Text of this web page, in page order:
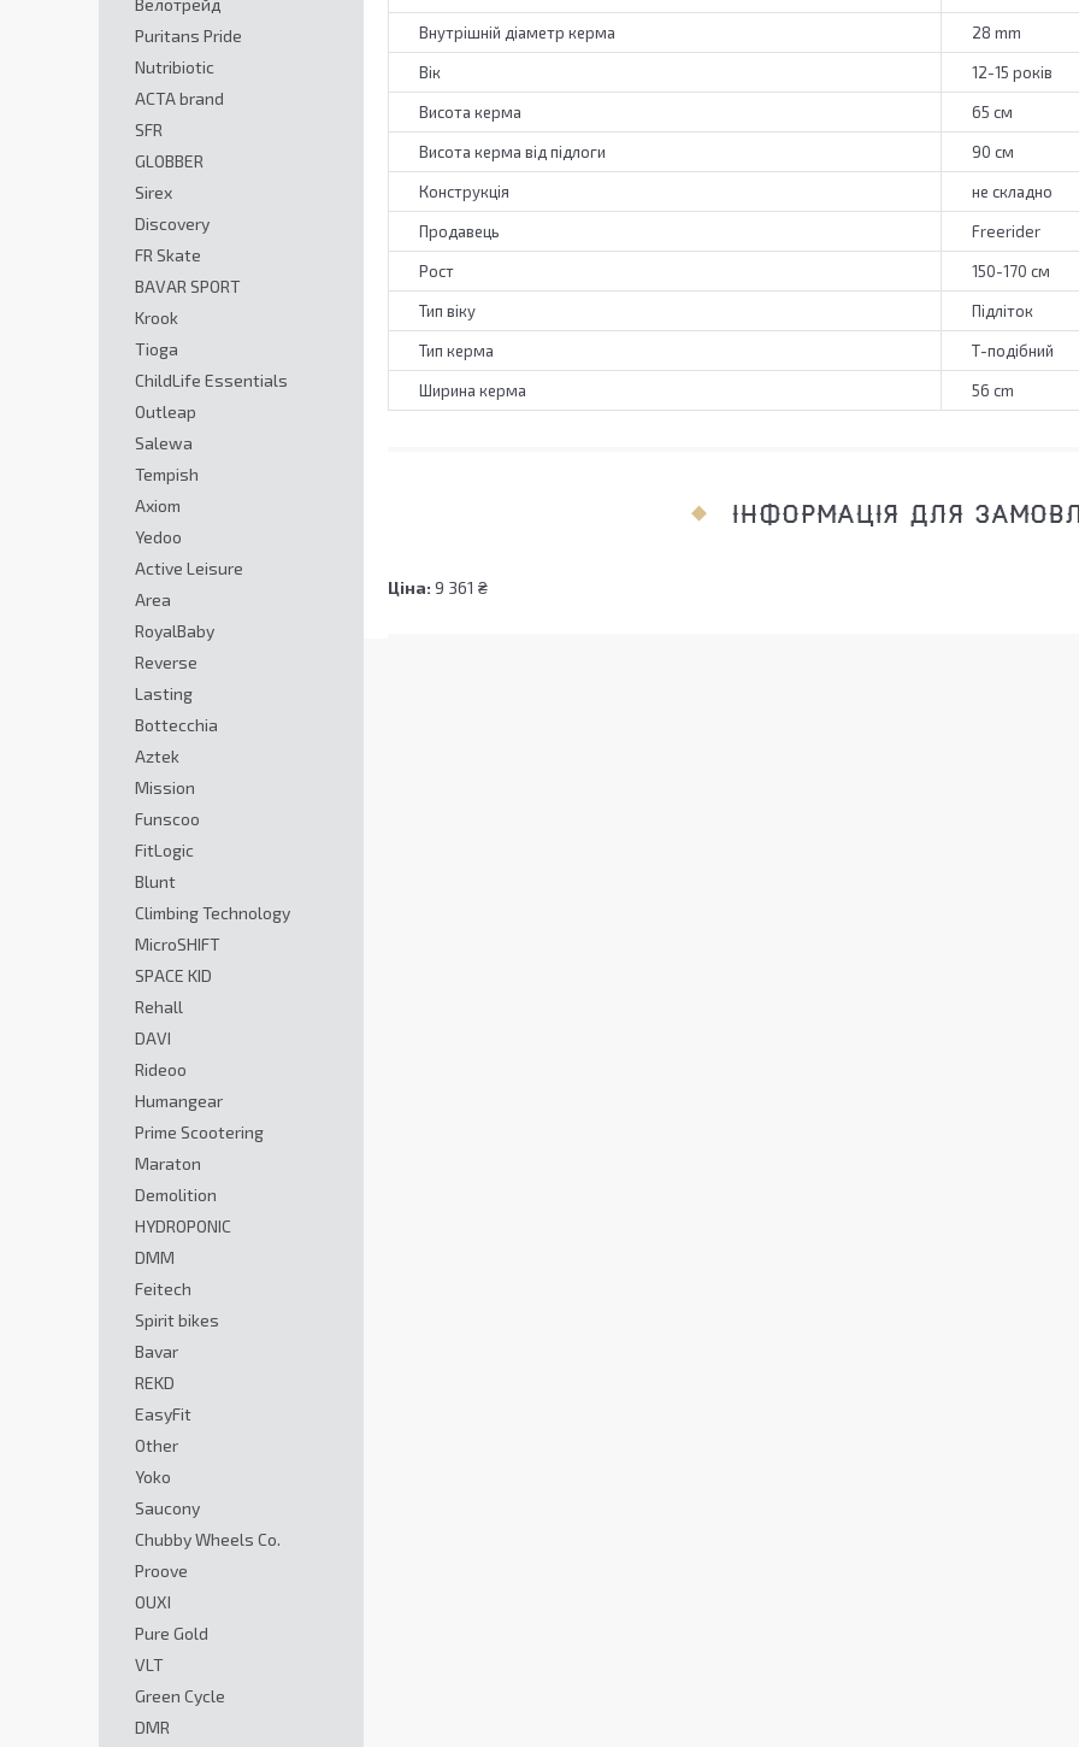
Внутрішній діаметр керма 28 mm
Вік 12-15 років
Висота керма 65 см
Висота керма від підлоги 90 см
Конструкція не складно
Продавець Freerider
Рост 150-170 см
Тип віку Підліток
Тип керма Т-подібний
Ширина керма 56 cm
ІНФОРМАЦІЯ ДЛЯ
Ціна: 9 361 ₴
Велотрейд
Puritans Pride
Nutribiotic
ACTA brand
SFR
GLOBBER
Sirex
Discovery
FR Skate
BAVAR SPORT
Krook
Tioga
ChildLife Essentials
Outleap
Salewa
Tempish
Axiom
Yedoo
Active Leisure
Area
RoyalBaby
Reverse
Lasting
Bottecchia
Aztek
Mission
Funscoo
FitLogic
Blunt
Climbing Technology
MicroSHIFT
SPACE KID
Rehall
DAVI
Rideoo
Humangear
Prime Scootering
Maraton
Demolition
HYDROPONIC
DMM
Feitech
Spirit bikes
Bavar
REKD
EasyFit
Other
Yoko
Saucony
Chubby Wheels Co.
Proove
OUXI
Pure Gold
VLT
Green Cycle
DMR